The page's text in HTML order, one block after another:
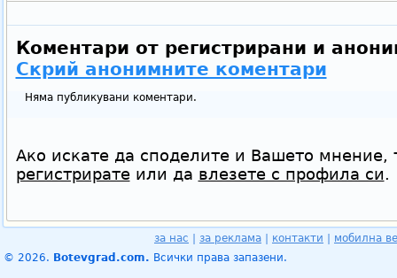
Коментари от регистрирани и
Скрий анонимните коментари
Няма публикувани коментари.
Ако искате да споделите и Вашето мнение,
регистриратеили да влезете с профила си.
за нас за реклама контакти
мобилна
© 2026. Botevgrad.com. Всички права запазени.